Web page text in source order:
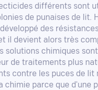
différents sont
de punaises de lit.
des
il devient alors très
solutions chimiques
de traitements plus
contre les puces de lit
chimie parce que d'une